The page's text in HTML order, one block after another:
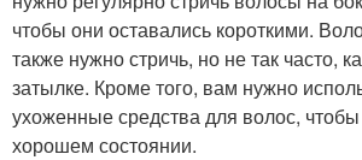
чтобы они оставались короткими.
также нужно стричь, но не так часто,
затылке. Кроме того, вам нужно
ухоженные средства для волос, чтобы
хорошем состоянии.